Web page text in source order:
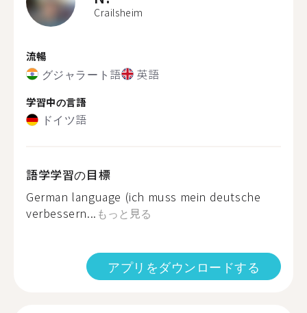
Crailsheim
流暢
グジャラート語 英語
学習中の言語
ドイツ語
語学学習の目標
German language (ich muss mein deutsche
verbessern... もっと見る
アプリをダウンロードする